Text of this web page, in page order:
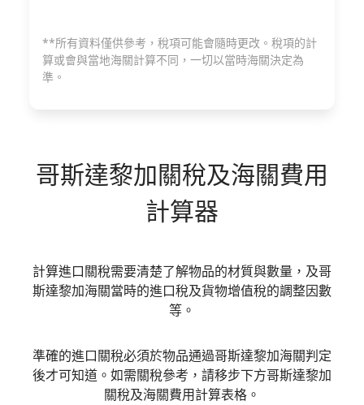
**所有資料僅供參考，稅項可能會隨時更改。稅項的計
算或會與當地海關計算不同，一切以當時海關決定為
準。
哥斯達黎加關稅及海關費用
計算器
計算進口關稅需要清楚了解物品的材質與數量，及哥
斯達黎加海關當時的進口稅及貨物增值稅的調整因數
等。
準確的進口關稅必須於物品通過哥斯達黎加海關判定
後才可知道。如需關稅參考，請移步下方哥斯達黎加
關稅及海關費用計算表格。